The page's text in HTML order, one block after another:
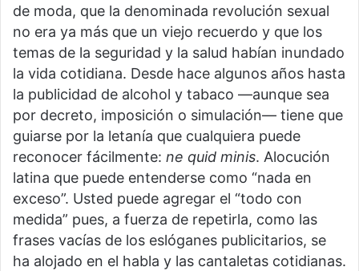
de moda, que la denominada revolución sexual
no era ya más que un viejo recuerdo y que los
temas de la seguridad y la salud habían inundado
la vida cotidiana. Desde hace algunos años hasta
la publicidad de alcohol y tabaco —aunque sea
por decreto, imposición o simulación— tiene que
guiarse por la letanía que cualquiera puede
reconocer fácilmente: ne quid minis. Alocución
latina que puede entenderse como “nada en
exceso”. Usted puede agregar el “todo con
medida” pues, a fuerza de repetirla, como las
frases vacías de los eslóganes publicitarios, se
ha alojado en el habla y las cantaletas cotidianas.